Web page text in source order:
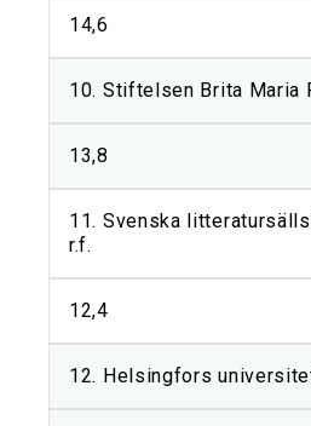
14,6
10. Stiftelsen Brita Maria
13,8
11. Svenska
r.f.
12,4
12. Helsingfors